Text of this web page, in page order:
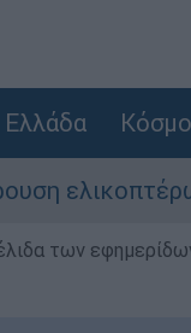
Ελλάδα
των